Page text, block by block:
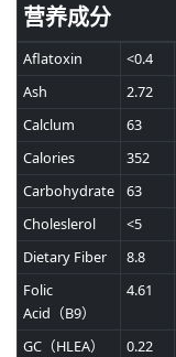
营养成分
Aflatoxin <0.4
Ash
2.72
Calclum
63
Calories
352
Carbohydrate
63
Choleslerol
<5
Dietary Fiber
8.8
Folic
Acid（B9）
4.61
GC（HLEA）
0.22